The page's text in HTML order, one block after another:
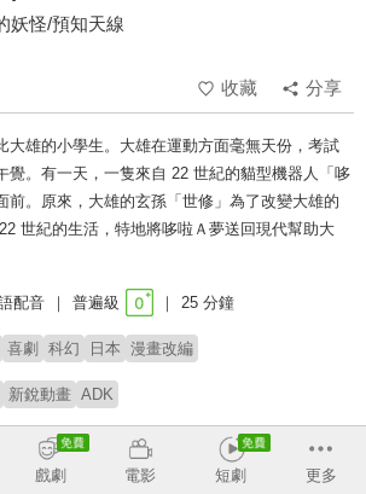
怪/預知天線
收藏
分享
大雄的小學生。大雄在運動方面毫無天份，考試
覺。有一天，一隻來自 22 世紀的貓型機器人「哆
前。原來，大雄的玄孫「世修」為了改變大雄的
世紀的生活，特地將哆啦Ａ夢送回現代幫助大
配音 普遍級 25 分鐘
喜劇 科幻 日本 漫畫改編
新銳動畫 ADK
穆宣名 李世揚 梁興昌
戲劇 電影 短劇 更多